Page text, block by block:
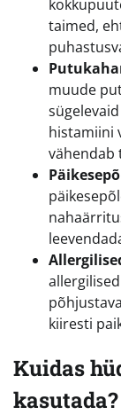
taimed,
muude
histamiini
vähendab
kiiresti
Kuidas
kasutada?